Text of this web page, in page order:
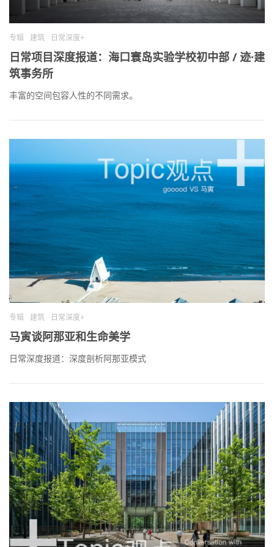
专辑 建筑 日常深度+
日常项目深度报道：海口寰岛实验学校初中部 / 迹·建
筑事务所
丰富的空间包容人性的不同需求。
专辑 建筑 日常深度+
马寅谈阿那亚和生命美学
日常深度报道：深度剖析阿那亚模式